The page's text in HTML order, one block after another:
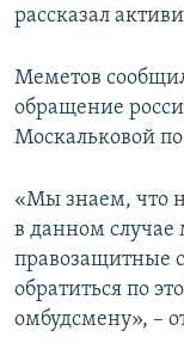
рассказал
Меметов
обращение
Москальковой
«Мы знаем, что
в данном случае
правозащитные
обратиться по
омбудсмену», –